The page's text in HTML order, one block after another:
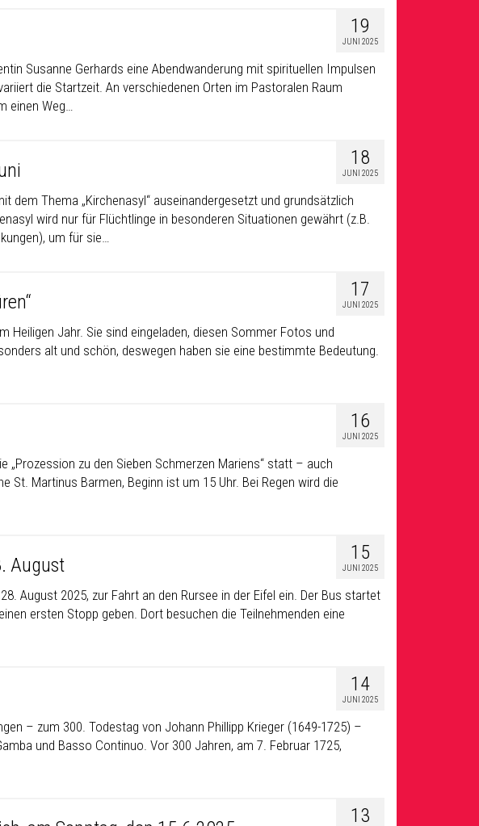
19
JUNI 2025
Susanne Gerhards eine Abendwanderung mit spirituellen Impulsen
die Startzeit. An verschiedenen Orten im Pastoralen Raum
einen Weg…
18
JUNI 2025
dem Thema „Kirchenasyl“ auseinandergesetzt und grundsätzlich
wird nur für Flüchtlinge in besonderen Situationen gewährt (z.B.
um für sie…
17
JUNI 2025
Heiligen Jahr. Sie sind eingeladen, diesen Sommer Fotos und
alt und schön, deswegen haben sie eine bestimmte Bedeutung.
16
JUNI 2025
„Prozession zu den Sieben Schmerzen Mariens“ statt – auch
St. Martinus Barmen, Beginn ist um 15 Uhr. Bei Regen wird die
15
JUNI 2025
August
August 2025, zur Fahrt an den Rursee in der Eifel ein. Der Bus startet
ersten Stopp geben. Dort besuchen die Teilnehmenden eine
14
JUNI 2025
– zum 300. Todestag von Johann Phillipp Krieger (1649-1725) –
und Basso Continuo. Vor 300 Jahren, am 7. Februar 1725,
13